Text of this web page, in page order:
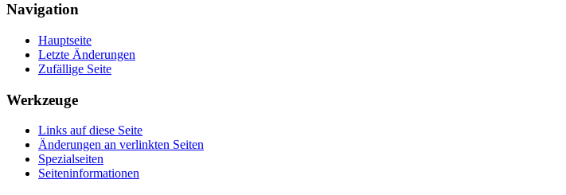
Navigation
Hauptseite
Letzte Änderungen
Zufällige Seite
Werkzeuge
Links auf diese Seite
Änderungen an verlinkten Seiten
Spezialseiten
Seiten­informationen